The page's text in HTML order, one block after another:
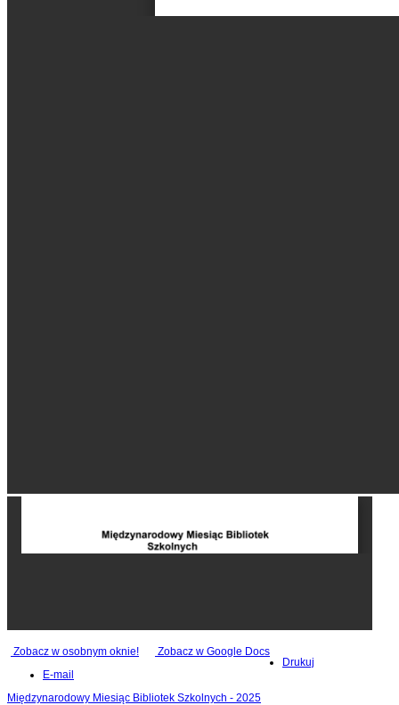
Zobacz w osobnym oknie!
Zobacz w Google Docs
Drukuj
E-mail
Międzynarodowy Miesiąc Bibliotek Szkolnych - 2025